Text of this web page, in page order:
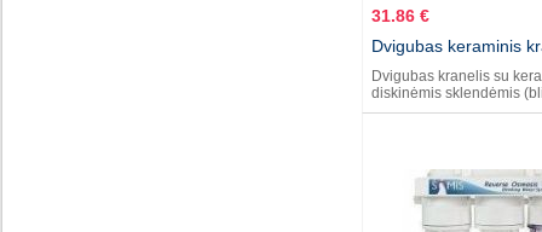
31.86 €
Dvigubas keraminis
Dvigubas kranelis su
diskinėmis sklendėmis